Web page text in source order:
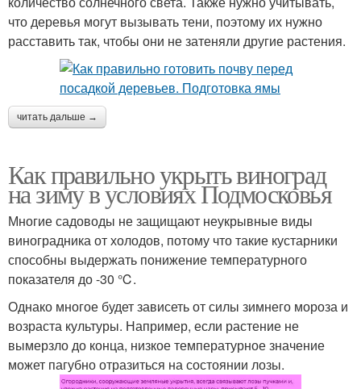
что деревья могут вызывать тени, поэтому их нужно
расставить так, чтобы они не затеняли другие растения.
читать дальше →
Как правильно укрыть виноград
на зиму в условиях Подмосковья
Многие садоводы не защищают неукрывные виды
виноградника от холодов, потому что такие кустарники
способны выдержать понижение температурного
показателя до -30 ℃.
Однако многое будет зависеть от силы зимнего мороза и
возраста культуры. Например, если растение не
вымерзло до конца, низкое температурное значение
может пагубно отразиться на состоянии лозы.